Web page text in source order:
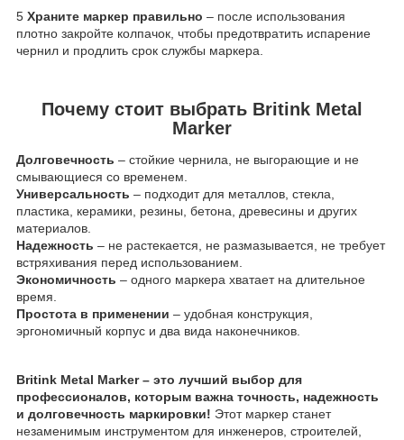
5 Храните маркер правильно – после использования
плотно закройте колпачок, чтобы предотвратить испарение
чернил и продлить срок службы маркера.
Почему стоит выбрать Britink Metal
Marker
Долговечность – стойкие чернила, не выгорающие и не
смывающиеся со временем.
Универсальность – подходит для металлов, стекла,
пластика, керамики, резины, бетона, древесины и других
материалов.
Надежность – не растекается, не размазывается, не требует
встряхивания перед использованием.
Экономичность – одного маркера хватает на длительное
время.
Простота в применении – удобная конструкция,
эргономичный корпус и два вида наконечников.
Britink Metal Marker – это лучший выбор для
профессионалов, которым важна точность, надежность
и долговечность маркировки! Этот маркер станет
незаменимым инструментом для инженеров, строителей,